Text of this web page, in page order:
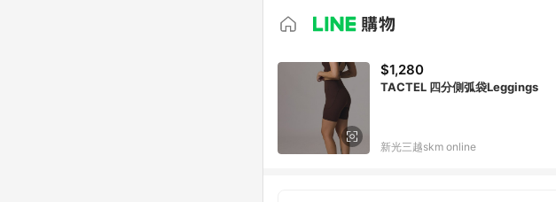
$1,280
TACTEL 四分側弧袋Leggings
新光三越skm online